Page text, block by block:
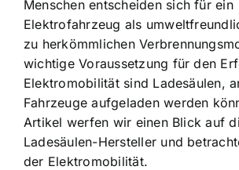
Menschen entscheiden sich für ein
Elektrofahrzeug als
zu herkömmlichen
wichtige Voraussetzung für den
Elektromobilität sind Ladesäulen,
Fahrzeuge aufgeladen werden
Artikel werfen wir einen Blick auf
Ladesäulen-Hersteller und
der Elektromobilität.